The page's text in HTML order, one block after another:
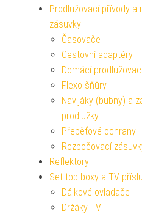
Prodlužovací přívody a
zásuvky
Časovače
Cestovní adaptéry
Domácí
Flexo šňůry
Navijáky (bubny) a
prodlužky
Přepěťové ochrany
Rozbočovací
Reflektory
Set top boxy a TV
Dálkové ovladače
Držáky TV